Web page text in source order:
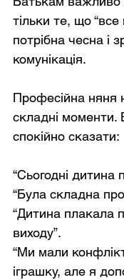
тільки те, що
потрібна чесна і
комунікація.
Професійна няня
складні
спокійно сказати:
“Сьогодні дитина
“Була складна
“Дитина плакала
виходу”.
“Ми мали
іграшку, але я